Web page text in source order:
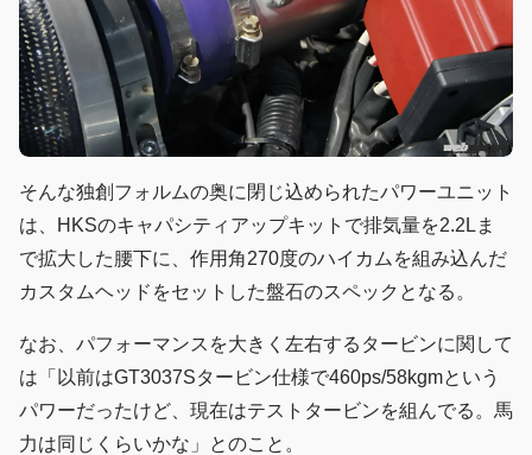
そんな独創フォルムの奥に閉じ込められたパワーユニット
は、HKSのキャパシティアップキットで排気量を2.2Lま
で拡大した腰下に、作用角270度のハイカムを組み込んだ
カスタムヘッドをセットした盤石のスペックとなる。
なお、パフォーマンスを大きく左右するタービンに関して
は「以前はGT3037Sタービン仕様で460ps/58kgmという
パワーだったけど、現在はテストタービンを組んでる。馬
力は同じくらいかな」とのこと。